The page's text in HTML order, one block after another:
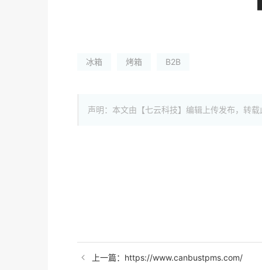
冰箱 烤箱 B2B
声明：本文由【七云科技】编辑上传发布，转
上一篇：https://www.canbustpms.com/